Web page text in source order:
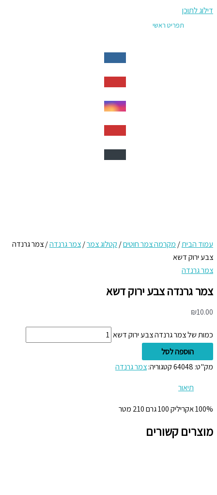
דילוג לתוכן
תפריט ראשי
עמוד הבית/ מקרמה צמר חוטים/ קטלוג צמר/צמר גרנדה/ צמר גרנדה
צבע ירוק דשא
צמר גרנדה
צמר גרנדה צבע ירוק דשא
₪10.00
כמות של צמר גרנדה צבע ירוק דשא
הוספה לסל
מק"ט: 64048קטגוריה:צמר גרנדה
תיאור
100% אקריליק 100 גרם 210 מטר
מוצרים קשורים